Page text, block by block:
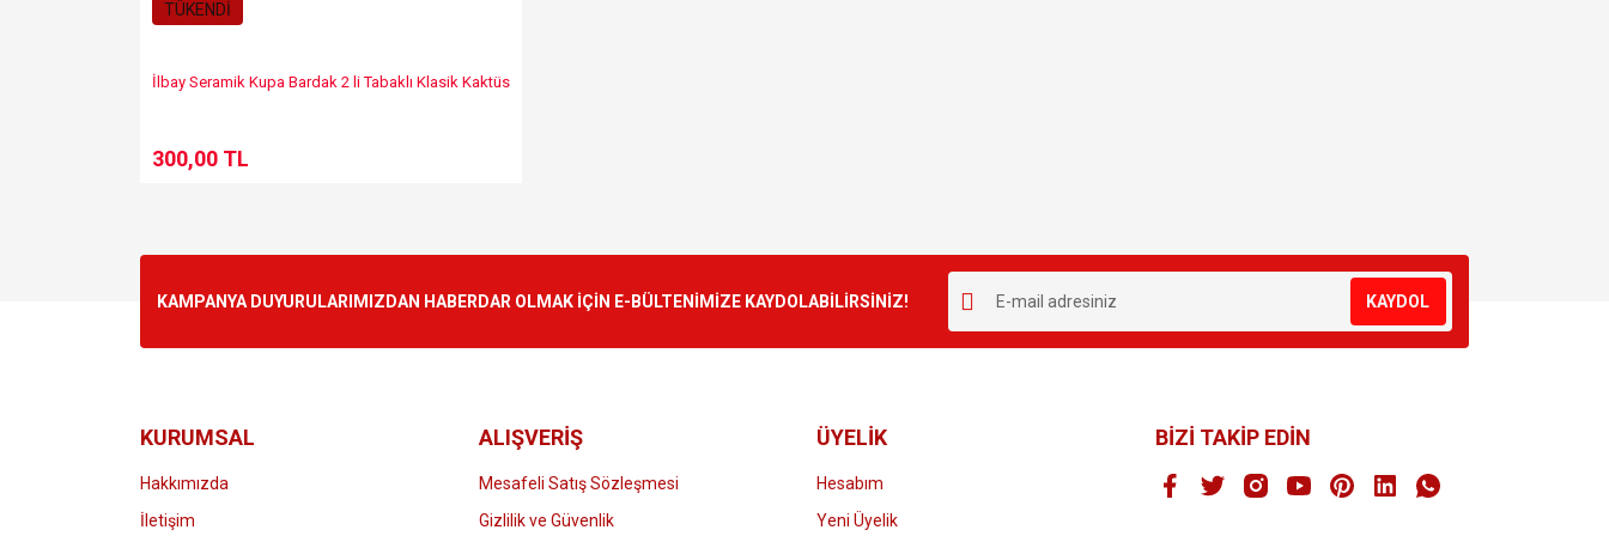
TÜKENDİ
İlbay Seramik Kupa Bardak 2 li Tabaklı Klasik Kaktüs
300,00 TL
KAMPANYA DUYURULARIMIZDAN HABERDAR OLMAK İÇİN E-BÜLTENİMİZE KAYDOLABİLİRSİNİZ! KAYDOL
KURUMSAL
Hakkımızda
İletişim
ALIŞVERİŞ
Mesafeli Satış Sözleşmesi
Gizlilik ve Güvenlik
ÜYELİK
Hesabım
Yeni Üyelik
BİZİ TAKİP EDİN